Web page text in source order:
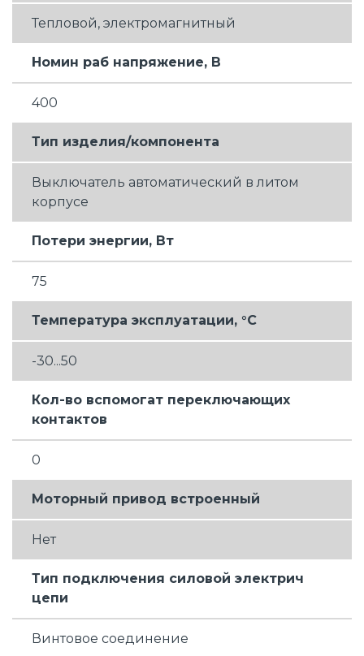
Тепловой, электромагнитный
Номин раб напряжение, В
400
Тип изделия/компонента
Выключатель автоматический в литом
корпусе
Потери энергии, Вт
75
Температура эксплуатации, °C
-30...50
Кол-во вспомогат переключающих
контактов
0
Моторный привод встроенный
Нет
Тип подключения силовой электрич
цепи
Винтовое соединение